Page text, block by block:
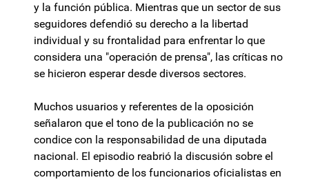
y la función pública. Mientras que un sector de sus
seguidores defendió su derecho a la libertad
individual y su frontalidad para enfrentar lo que
considera una "operación de prensa", las críticas no
se hicieron esperar desde diversos sectores.
Muchos usuarios y referentes de la oposición
señalaron que el tono de la publicación no se
condice con la responsabilidad de una diputada
nacional. El episodio reabrió la discusión sobre el
comportamiento de los funcionarios oficialistas en